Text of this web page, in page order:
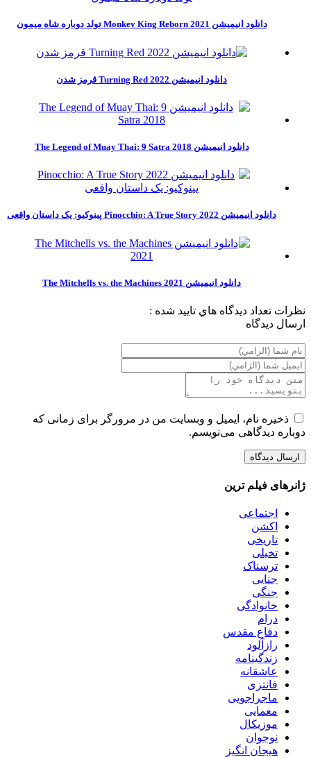
دانلود انیمیشن Monkey King Reborn 2021 تولد دوباره شاه میمون
دانلود انیمیشن Turning Red 2022 قرمز شدن
دانلود انیمیشن The Legend of Muay Thai: 9 Satra 2018
دانلود انیمیشن Pinocchio: A True Story 2022 پینوکیو: یک داستان واقعی
دانلود انیمیشن The Mitchells vs. the Machines 2021
نظرات تعداد ديدگاه هاي تاييد شده :
ارسال ديدگاه
ذخیره نام، ایمیل و وبسایت من در مرورگر برای زمانی که
دوباره دیدگاهی می‌نویسم.
ژانرهای فیلم ترین
اجتماعی
اکشن
تاریخی
تخیلی
ترسناک
جنایی
جنگی
خانوادگی
درام
دفاع مقدس
رازآلود
زندگینامه
عاشقانه
فانتزی
ماجراجویی
معمایی
موزیکال
نوجوان
هیجان انگیز